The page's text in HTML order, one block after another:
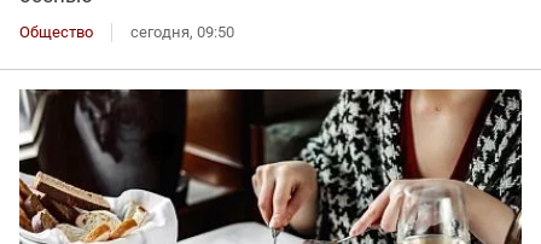
Общество сегодня, 09:50